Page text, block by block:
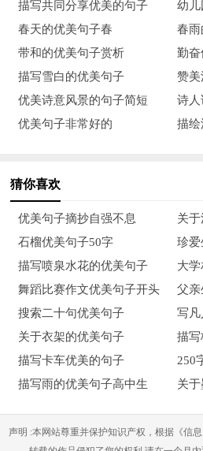
手，肩靠肩，十分团结，人们就用
不再是一小根一小根细毛毛，而是
11、远远望去，在稀疏的绿叶丛中
我捉迷藏。微风吹来，那朵朵鲜艳
身躯"，多么像一个个害羞的小姑娘
人心脾的幽幽香气，更爱丁香团结的
13、每年初夏，丁香就长出桃形的
的花骨朵，像一串串曲曲折折的小
了雪白的小花。近看，那层层叠叠
组成的。每朵小花都有四个水滴形
小翅膀，向空中伸展着，在绿叶的簇
14、金灿灿的小野花，迎着春风，
白色的花朵，我摸了摸花瓣，我感
15、迎春没有牡丹那样娇艳尊贵，
描写共同分享优美的句子
幼儿
春天的优美句子春
春雨
带和的优美句子赏析
勤奋
描写雪白的优美句子
赞美
优美诗意风景的句子简短
诗人
优美句子非常好的
描绘
猜你喜欢
优美句子摘抄自强不息
关
石榴优美句子50字
珍爱
描写喷泉水花的优美句子
大
舞蹈比赛作文优美句子开头
父亲
搜索二十句优美句子
写凡
关于衣架的优美句子
描写
描写卡车优美的句子
250
描写雨的优美句子高中生
关
声明 :本网站尊重并保护知识产权，根据《信